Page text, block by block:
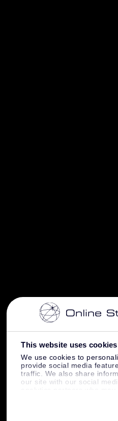
This website uses cookies
We use cookies to
provide social media
traffic. We also share
our site with our social
information that you’ve